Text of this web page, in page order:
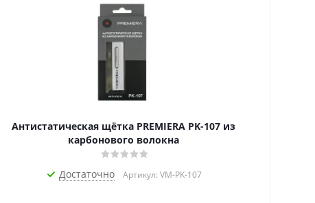
Антистатическая щётка PREMIERA PK-107 из
карбонового волокна
Достаточно Артикул: VM-PK-107